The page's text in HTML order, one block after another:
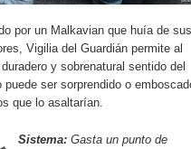
por un Malkavian que huía de sus
Vigilia del Guardián permite al
y sobrenatural sentido del
puede ser sorprendido o
que lo asaltarían.
Sistema: Gasta un punto de